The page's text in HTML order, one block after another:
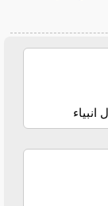
انبیاء